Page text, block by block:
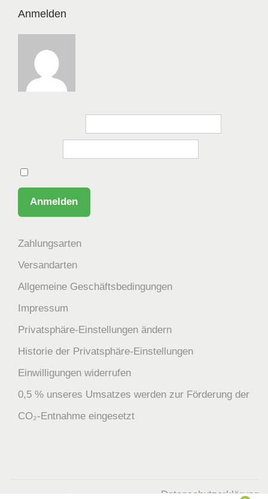
Anmelden
Zahlungsarten
Versandarten
Allgemeine Geschäftsbedingungen
Impressum
Privatsphäre-Einstellungen ändern
Historie der Privatsphäre-Einstellungen
Einwilligungen widerrufen
0,5 % unseres Umsatzes werden zur Förderung der
CO₂-Entnahme eingesetzt
Datenschutzerklärung